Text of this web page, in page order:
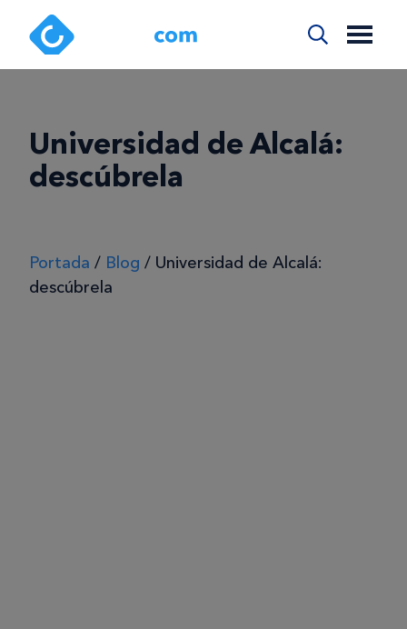
Universidad de Alcalá:
descúbrela
Portada / Blog / Universidad de Alcalá:
descúbrela